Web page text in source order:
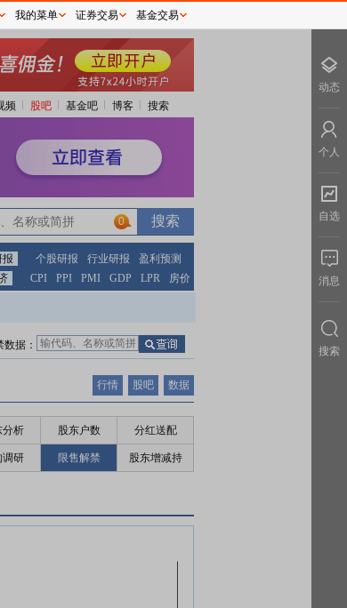
频 股吧 基金吧 博客 搜索
0
报 个股研报 行业研报
盈利预测
CPI PPI PMI GDP LPR 房价
据：
行情 股吧 数据
分析 股东户数 分红送配
调研 限售解禁 股东增减持
我的菜单 证券交易 基金交易
动态
个人
自选
消息
搜索